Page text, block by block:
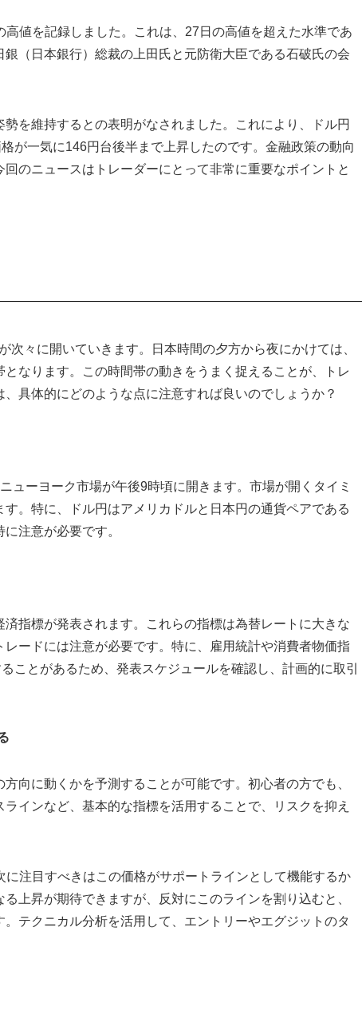
値を記録しました。これは、27日の高値を超えた水準であ
（日本銀行）総裁の上田氏と元防衛大臣である石破氏の会
を維持するとの表明がなされました。これにより、ドル円
が一気に146円台後半まで上昇したのです。金融政策の動向
のニュースはトレーダーにとって非常に重要なポイントと
次々に開いていきます。日本時間の夕方から夜にかけては、
なります。この時間帯の動きをうまく捉えることが、トレ
具体的にどのような点に注意すれば良いのでしょうか？
ューヨーク市場が午後9時頃に開きます。市場が開くタイミ
。特に、ドル円はアメリカドルと日本円の通貨ペアである
注意が必要です。
指標が発表されます。これらの指標は為替レートに大きな
ードには注意が必要です。特に、雇用統計や消費者物価指
ことがあるため、発表スケジュールを確認し、計画的に取引
向に動くかを予測することが可能です。初心者の方でも、
インなど、基本的な指標を活用することで、リスクを抑え
注目すべきはこの価格がサポートラインとして機能するか
上昇が期待できますが、反対にこのラインを割り込むと、
テクニカル分析を活用して、エントリーやエグジットのタ